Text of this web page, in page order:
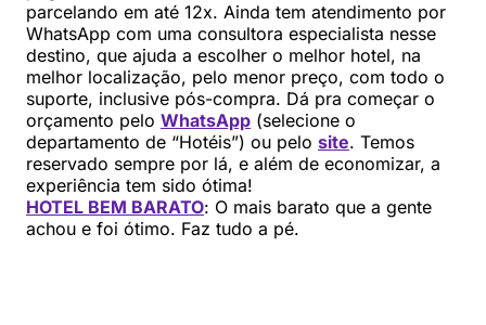
parcelando em até 12x. Ainda tem atendimento por
WhatsApp com uma consultora especialista nesse
destino, que ajuda a escolher o melhor hotel, na
melhor localização, pelo menor preço, com todo o
suporte, inclusive pós-compra. Dá pra começar o
orçamento pelo WhatsApp (selecione o
departamento de “Hotéis”) ou pelo site. Temos
reservado sempre por lá, e além de economizar, a
experiência tem sido ótima!
HOTEL BEM BARATO: O mais barato que a gente
achou e foi ótimo. Faz tudo a pé.